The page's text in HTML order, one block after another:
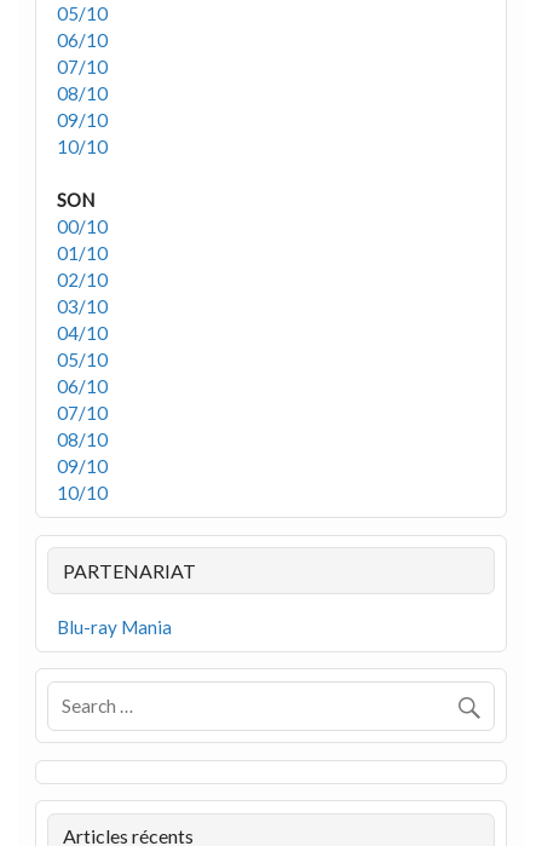
05/10
06/10
07/10
08/10
09/10
10/10
SON
00/10
01/10
02/10
03/10
04/10
05/10
06/10
07/10
08/10
09/10
10/10
PARTENARIAT
Blu-ray Mania
Articles récents